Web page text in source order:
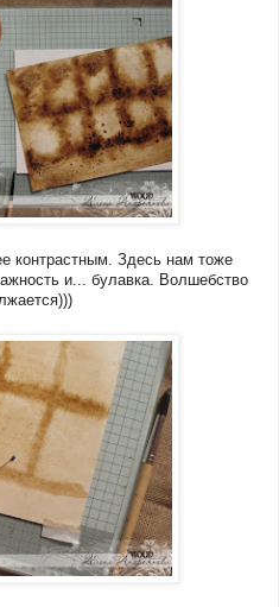
контрастным. Здесь нам тоже
и... булавка. Волшебство